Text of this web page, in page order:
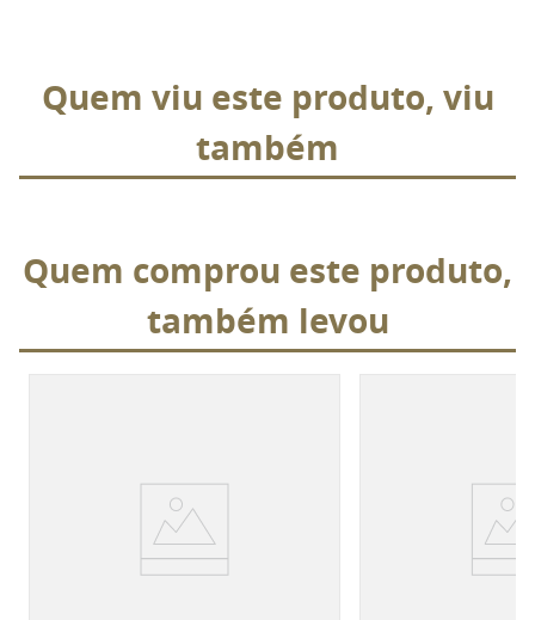
Quem viu este produto, viu
também
Quem comprou este produto,
também levou